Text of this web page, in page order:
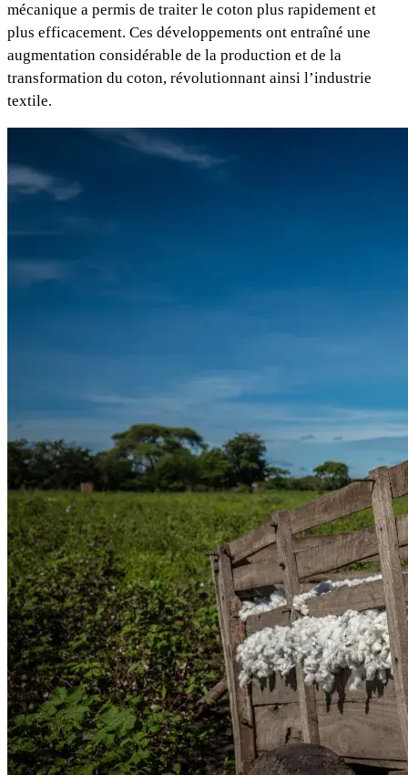
mécanique a permis de traiter le coton plus rapidement et
plus efficacement. Ces développements ont entraîné une
augmentation considérable de la production et de la
transformation du coton, révolutionnant ainsi l’industrie
textile.